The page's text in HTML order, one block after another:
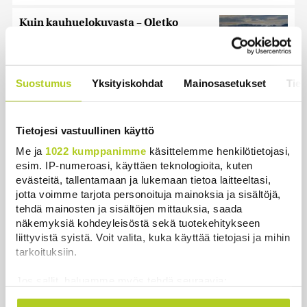
Suostumus Yksityiskohdat Mainosasetukset
Tietojesi vastuullinen käyttö
Me ja 1022 kumppanimme käsittelemme henkilötietojasi,
esim. IP-numeroasi, käyttäen teknologioita, kuten
evästeitä, tallentamaan ja lukemaan tietoa laitteeltasi,
jotta voimme tarjota personoituja mainoksia ja sisältöjä,
tehdä mainosten ja sisältöjen mittauksia, saada
näkemyksiä kohdeyleisöstä sekä tuotekehitykseen
liittyvistä syistä. Voit valita, kuka käyttää tietojasi ja mihin
tarkoituksiin.
Kerätä tietoja maantieteellisestä sijainnistasi,
Kuin kauhuelokuvasta – Oletko
Lohi roimi Purran esitystä Ylellä: ”Nyt
käteen”
Uutiset | 5.8.2026 14:40
Uutiset